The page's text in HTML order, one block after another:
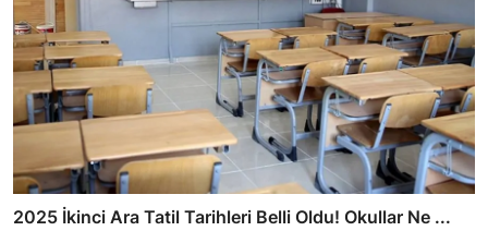
2025 İkinci Ara Tatil Tarihleri Belli Oldu! Okullar Ne ...